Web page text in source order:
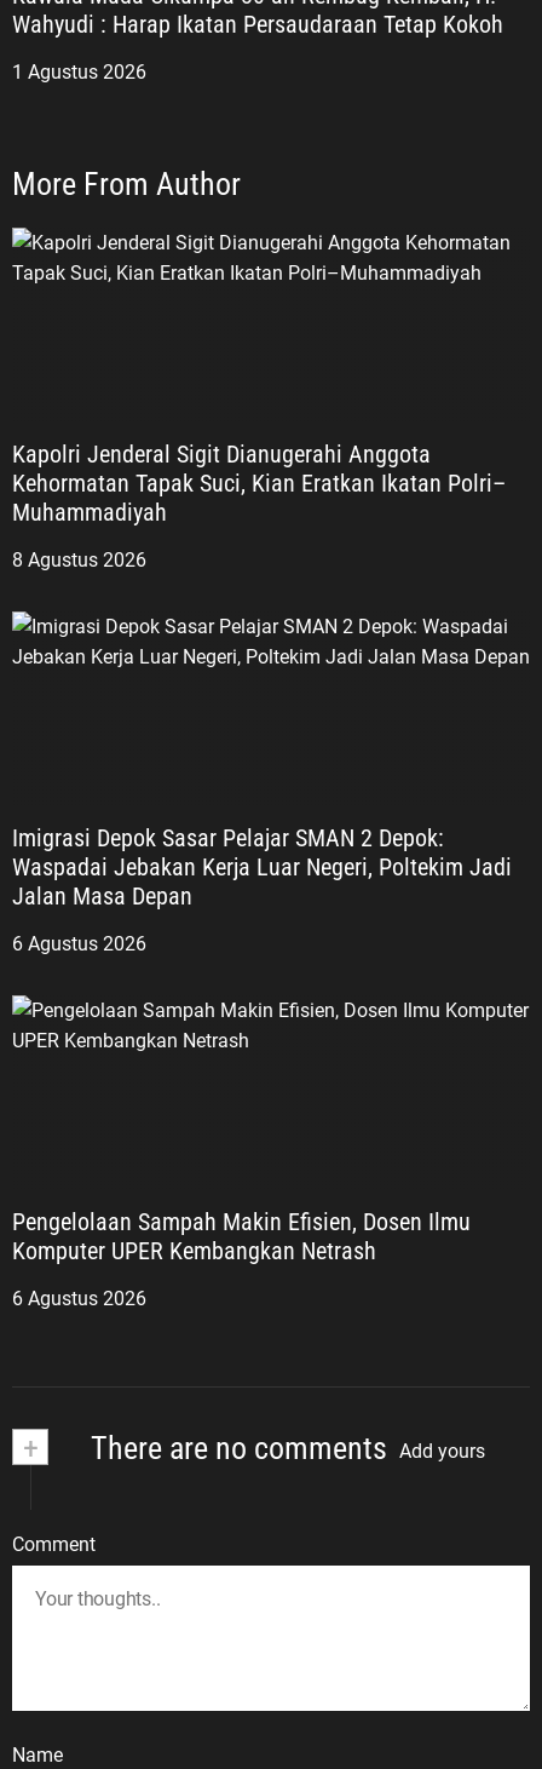
Wahyudi : Harap Ikatan Persaudaraan Tetap Kokoh
1 Agustus 2026
More From Author
Kapolri Jenderal Sigit Dianugerahi Anggota
Kehormatan Tapak Suci, Kian Eratkan Ikatan Polri–
Muhammadiyah
8 Agustus 2026
Imigrasi Depok Sasar Pelajar SMAN 2 Depok:
Waspadai Jebakan Kerja Luar Negeri, Poltekim Jadi
6 Agustus 2026
Pengelolaan Sampah Makin Efisien, Dosen Ilmu
Komputer UPER Kembangkan Netrash
6 Agustus 2026
+ There are no comments Add yours
Comment
Name